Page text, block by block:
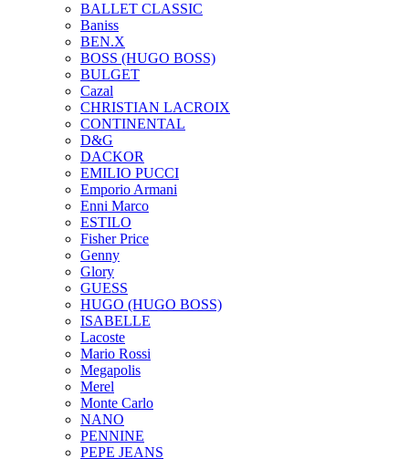
BALLET CLASSIC
Baniss
BEN.X
BOSS (HUGO BOSS)
BULGET
Cazal
CHRISTIAN LACROIX
CONTINENTAL
D&G
DACKOR
EMILIO PUCCI
Emporio Armani
Enni Marco
ESTILO
Fisher Price
Genny
Glory
GUESS
HUGO (HUGO BOSS)
ISABELLE
Lacoste
Mario Rossi
Megapolis
Merel
Monte Carlo
NANO
PENNINE
PEPE JEANS